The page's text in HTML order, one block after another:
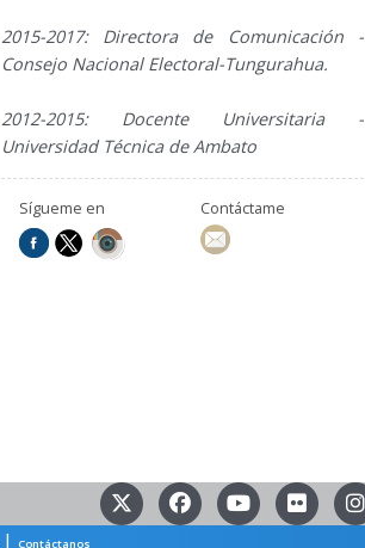
2015-2017: Directora de Comunicación -
Consejo Nacional Electoral-Tungurahua.
2012-2015: Docente Universitaria -
Universidad Técnica de Ambato
Sígueme en Contáctame
| Contáctanos